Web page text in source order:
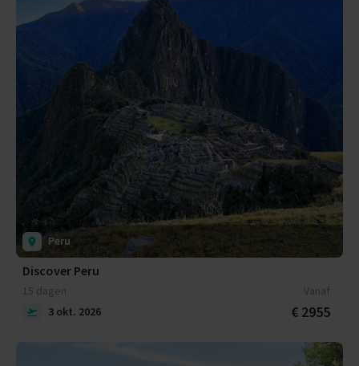
Peru
Discover Peru
15 dagen
Vanaf
3 okt. 2026
€ 2955